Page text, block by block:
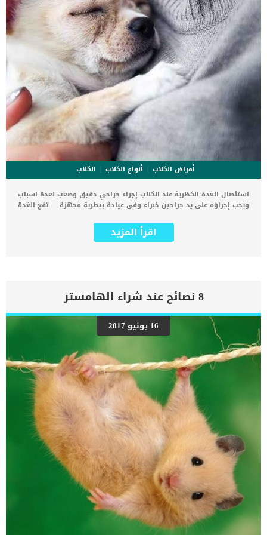
أمراض الكلاب أنواع الكلاب
الكلاب
استئصال الغدة الكظرية عند الكلاب إجراء جراحي دقيق وصعب لعدة اسباب
ويجب إجراؤه على يد جراحين خبراء وفى عيادة بيطرية مجهزة. تقع الغدة
الكظرية الى استئصال أورام سرطانية خطيرة تهدد حياة الكلب. تكمن
خطورة هذه العملية فى التجلطات الدموية المميتة التي يمكن ان تحدث
وفاعليتها والوقت المستغرق للتعافي منها. إجراءات استئصال الغدة
الكظرية عند الكلاب يتطلب استئصال الغدة الكظرية وضع الكلب تحت
التخدير الكلى.فى بداية الامر يجب عمل تحاليل البول والدم لاختبار قدرة
الكلب الصحية على تحمل التخدير الكلى والجراحة.سيقوم الطبيب البيطري
بعمل الاشاعات السينية لتحديد مكان الورم بالتحديد.اعتمادا على نوع
الورم الذي يصيب الغدة الكظرية يتم اعطاء الكلب خطة علاجية قد تستمر
لاسبوعين لتفادى حدوث اى مضاعفات صحية مثل تجلط الدم والسيطرة
على ارتفاع ضغط الدم. اقرأ ايضا:استئصال الغدة الجار درقية عند الكلاب
بالتفاصيلعليك منع الطعام والشراب عن كلبك فى الليلة التى تسبق فيها
العملية الجراحية.يقوم الطبيب البيطرى بامداد الكلب بالمهدئات ومسكنات
الألم لمساعدته على تحمل […]
اقرأ المزيد
8 نصائح عند شراء الهامستر
16 يونيو 2017